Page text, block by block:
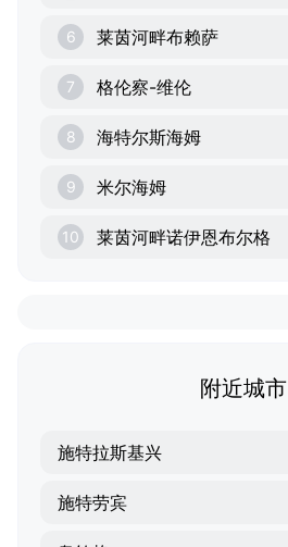
6 莱茵河畔布赖萨
7 格伦察-维伦
8 海特尔斯海姆
9 米尔海姆
10 莱茵河畔诺伊恩布尔格
附近城市
施特拉斯基兴
施特劳宾